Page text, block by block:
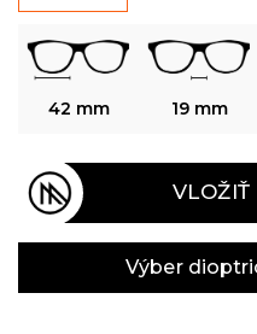
42 mm 19 mm
VLOŽIŤ
Výber